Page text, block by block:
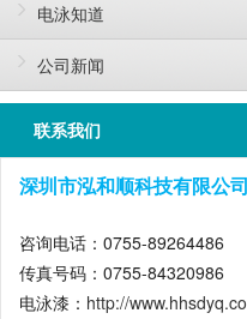
电泳知道
公司新闻
联系我们
深圳市泓和顺科技有限公司
咨询电话：0755-89264486
传真号码：0755-84320986
电泳漆： http://